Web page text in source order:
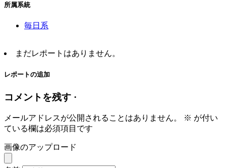
所属系統
毎日系
まだレポートはありません。
レポートの追加
コメントを残す ·
メールアドレスが公開されることはありません。 ※ が付い
ている欄は必須項目です
画像のアップロード